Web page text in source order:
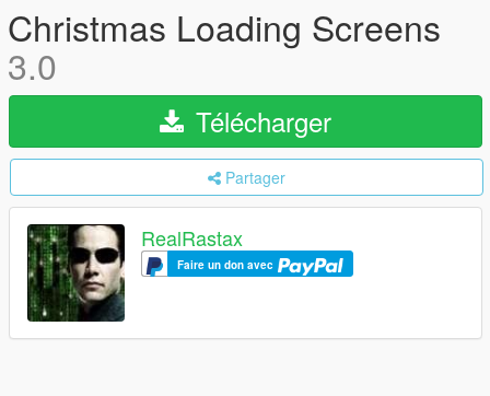
Christmas Loading Screens
3.0
Télécharger
Partager
RealRastax
Faire un don avec